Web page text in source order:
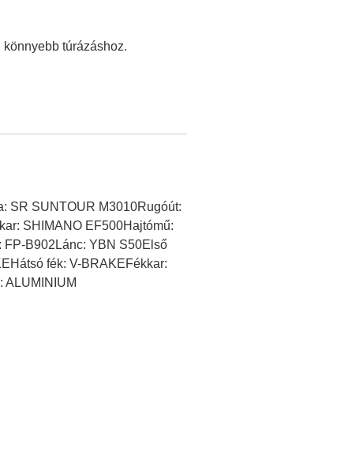
túrázáshoz.
SR SUNTOUR M3010Rugóút:
SHIMANO EF500Hajtómű:
FP-B902Lánc: YBN S50Első
fék: V-BRAKEFékkar:
ALUMINIUM